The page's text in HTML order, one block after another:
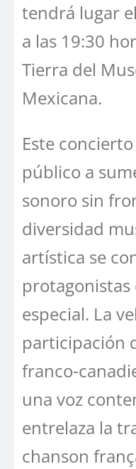
tendrá lugar
a las 19:30
Tierra del
Mexicana.
Este
público a
sonoro sin
diversidad
artística se
especial. La
participación
franco-
una voz
entrelaza la
chanson